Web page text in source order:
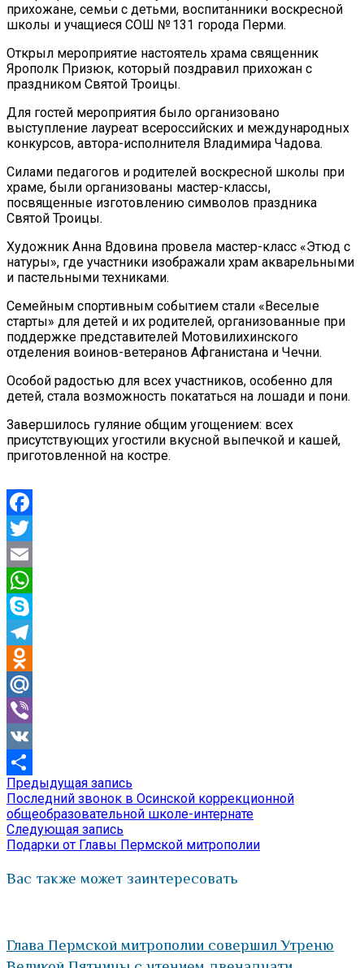
прихожане, семьи с детьми, воспитанники воскресной
школы и учащиеся СОШ № 131 города Перми.
Открыл мероприятие настоятель храма священник
Ярополк Призюк, который поздравил прихожан с
праздником Святой Троицы.
Для гостей мероприятия было организовано
выступление лауреат всероссийских и международных
конкурсов, автора-исполнителя Владимира Чадова.
Силами педагогов и родителей воскресной школы при
храме, были организованы мастер-классы,
посвященные изготовлению символов праздника
Святой Троицы.
Художник Анна Вдовина провела мастер-класс «Этюд с
натуры», где участники изображали храм акварельными
и пастельными техниками.
Семейным спортивным событием стали «Веселые
старты» для детей и их родителей, организованные при
поддержке представителей Мотовилихинского
отделения воинов-ветеранов Афганистана и Чечни.
Особой радостью для всех участников, особенно для
детей, стала возможность покататься на лошади и пони.
Завершилось гуляние общим угощением: всех
присутствующих угостили вкусной выпечкой и кашей,
приготовленной на костре.
Facebook
Twitter
Email
WhatsApp
Skype
Telegram
Odnoklassniki
Mail.Ru
Viber
VK
Отправить
Навигация
по
записям
Предыдущая запись
запись:
Последний звонок в Осинской коррекционной
общеобразовательной школе-интернате
Следующая запись
запись:
Подарки от Главы Пермской митрополии
Вас также может заинтересовать
Глава Пермской митрополии совершил Утреню